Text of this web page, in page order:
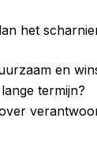
het
en
termijn?